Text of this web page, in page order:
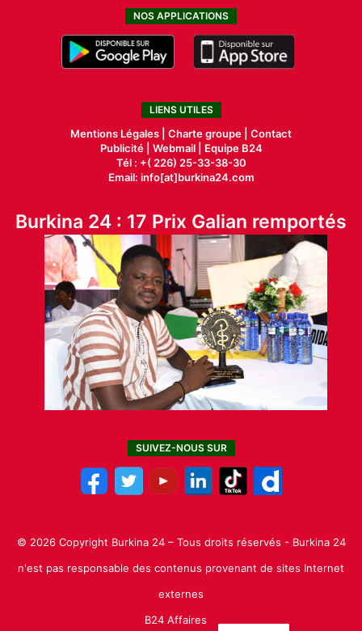
NOS APPLICATIONS
LIENS UTILES
Mentions Légales | Charte groupe | Contact
Publicité| Webmail |
Equipe B24
Tél : +( 226) 25-33-38-30
Email: info[at]burkina24.com
Burkina 24 : 17 Prix Galian remportés
SUIVEZ-NOUS SUR
© 2026 Copyright Burkina 24 – Tous droits réservés - Burkina 24
n'est pas responsable des contenus provenant de sites Internet
externes
B24 Affaires